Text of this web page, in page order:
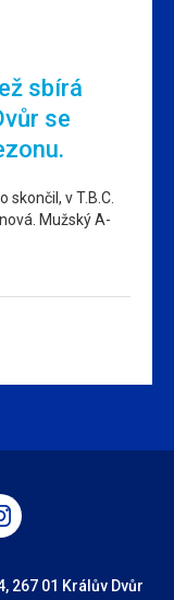
sbírá
se
skončil, v T.B.C.
Mužský A-
267 01 Králův Dvůr